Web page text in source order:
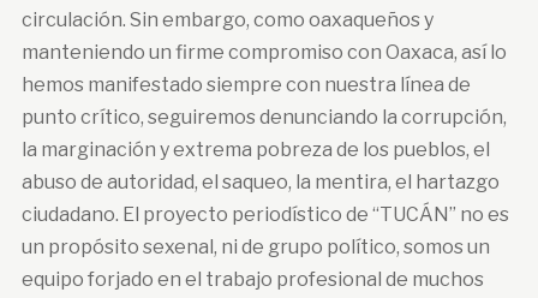
circulación. Sin embargo, como oaxaqueños y
manteniendo un firme compromiso con Oaxaca, así lo
hemos manifestado siempre con nuestra línea de
punto crítico, seguiremos denunciando la corrupción,
la marginación y extrema pobreza de los pueblos, el
abuso de autoridad, el saqueo, la mentira, el hartazgo
ciudadano. El proyecto periodístico de “TUCÁN” no es
un propósito sexenal, ni de grupo político, somos un
equipo forjado en el trabajo profesional de muchos